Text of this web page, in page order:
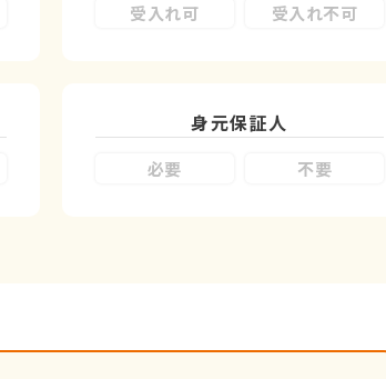
受入れ可 受入れ不可
身元保証人
必要 不要